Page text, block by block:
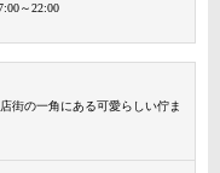
～22:00
街の一角にある可愛らしい佇ま